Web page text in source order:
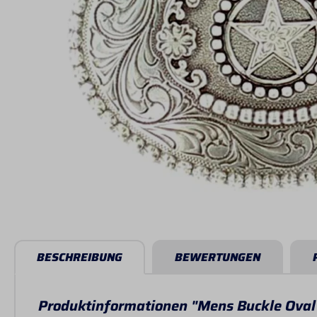
BESCHREIBUNG BEWERTUNGEN
Produktinformationen "Mens Buckle